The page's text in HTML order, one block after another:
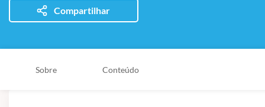
Compartilhar
Sobre Conteúdo